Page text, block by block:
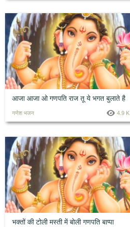
आजा आजा ओ गणपति राज तू ये भगत बुलाते है
गणेश भजन 4.9 K
भक्तों की टोली मस्ती में बोली गणपति बाप्पा